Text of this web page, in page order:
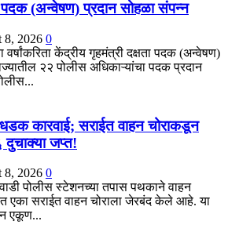
पदक (अन्वेषण) प्रदान सोहळा संपन्न
8, 2026 0
केंद्रीय गृहमंत्री दक्षता पदक (अन्वेषण)
२२ पोलीस अधिकाऱ्यांचा पदक प्रदान
धडक कारवाई; सराईत वाहन चोराकडून
जप्त!
8, 2026 0
पोलीस स्टेशनच्या तपास पथकाने वाहन
एका सराईत वाहन चोराला जेरबंद केले आहे. या
एकूण...